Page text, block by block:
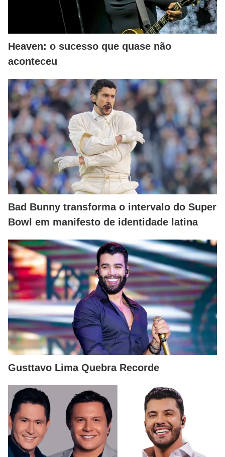
Heaven: o sucesso que quase não
aconteceu
Bad Bunny transforma o intervalo do Super
Bowl em manifesto de identidade latina
Gusttavo Lima Quebra Recorde